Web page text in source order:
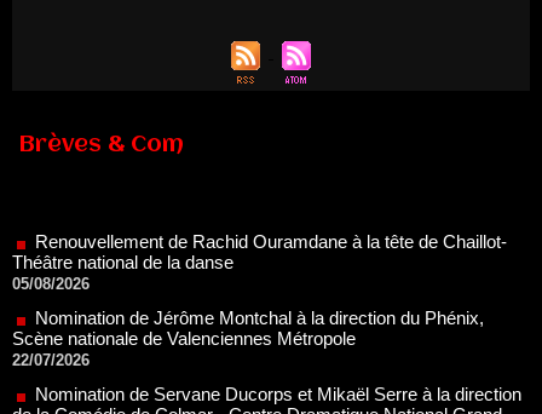
Brèves & Com
05/08/2026
Nomination de Jérôme Montchal à la direction du Phénix,
Scène nationale de Valenciennes Métropole
22/07/2026
Nomination de Servane Ducorps et Mikaël Serre à la direction
de la Comédie de Colmar - Centre Dramatique National Grand
07/07/2026